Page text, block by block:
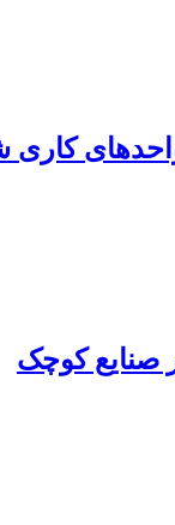
کاری
صنایع کوچک